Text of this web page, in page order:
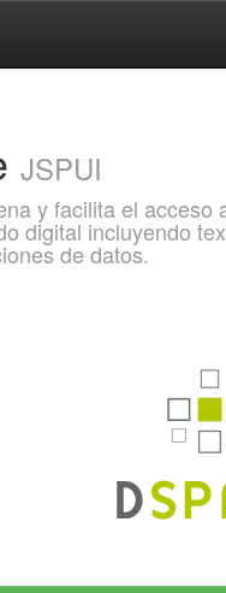
JSPUI
y facilita el acceso
digital incluyendo
de datos.